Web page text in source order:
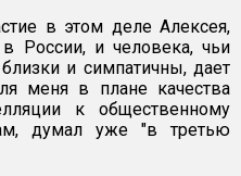
в этом деле Алексея,
России, и человека, чьи
и симпатичны, дает
меня в плане качества
к общественному
думал уже "в третью